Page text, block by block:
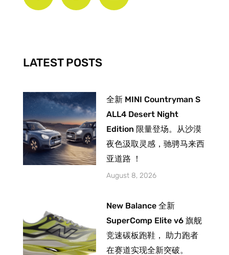
-
f
m
LATEST POSTS
全新 MINI Countryman S
ALL4 Desert Night
Edition 限量登场。从沙漠
夜色汲取灵感，驰骋马来西
亚道路 ！
August 8, 2026
New Balance 全新
SuperComp Elite v6 旗舰
竞速碳板跑鞋， 助力跑者
在赛道实现全新突破。